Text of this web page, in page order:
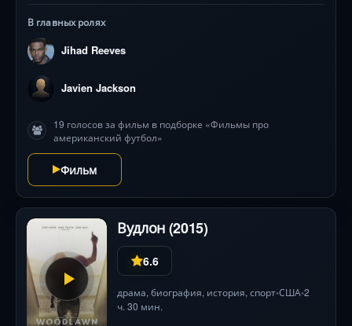
В главных ролях
Jihad Reeves
Javien Jackson
19 голосов за фильм в подборке «Фильмы про
американский футбол»
Фильм
Вудлон (2015)
6.6
драма, биография, история, спорт•США•2
ч. 30 мин.